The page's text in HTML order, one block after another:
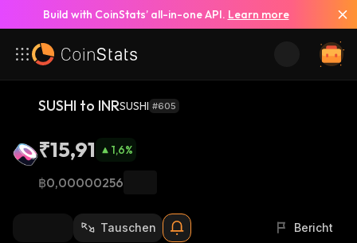
Build with CoinStats’ all-in-one API. Learn more
SUSHI to INRSUSHI #605
₹15,91 1,6%
฿0,00000256
Tauschen Bericht